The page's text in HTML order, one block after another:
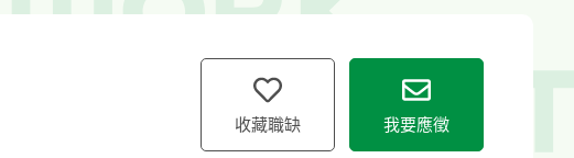
收藏職缺 我要應徵